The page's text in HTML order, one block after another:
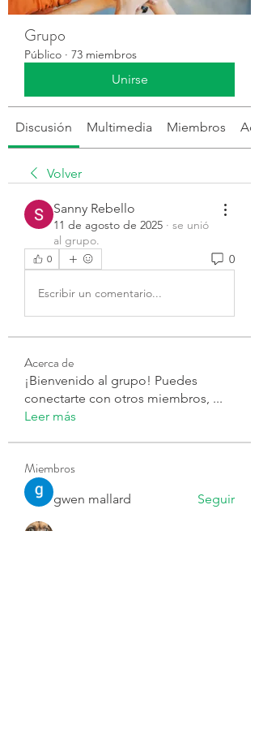
Grupo
Público · 73 miembros
Unirse
Discusión Multimedia Miembros
Volver
Sanny Rebello
11 de agosto de 2025 · se unió
al grupo.
0 0
Escribir un comentario...
Acerca de
¡Bienvenido al grupo! Puedes
conectarte con otros miembros, ...
Leer más
Miembros
gwen mallard Seguir